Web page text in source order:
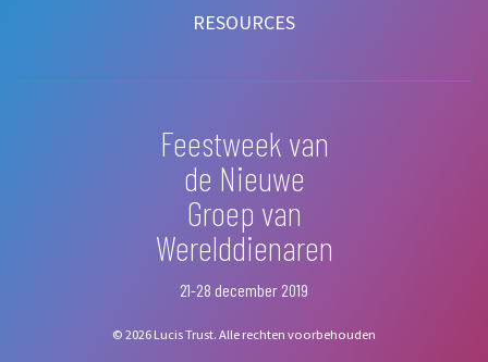
Feestweek van
de Nieuwe
Groep van
Werelddienaren
21-28 december 2019
© 2026 Lucis Trust. Alle rechten voorbehouden
RESOURCES